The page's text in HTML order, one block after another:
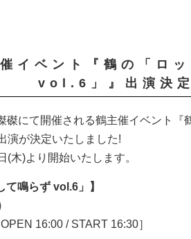
ベント『鶴の「ロッ
vol.6」』出演決
磔にて開催される鶴主催イベント『
演が決定いたしました!
木)より開始いたします。
て鳴らず vol.6」】
16:00 / START 16:30］